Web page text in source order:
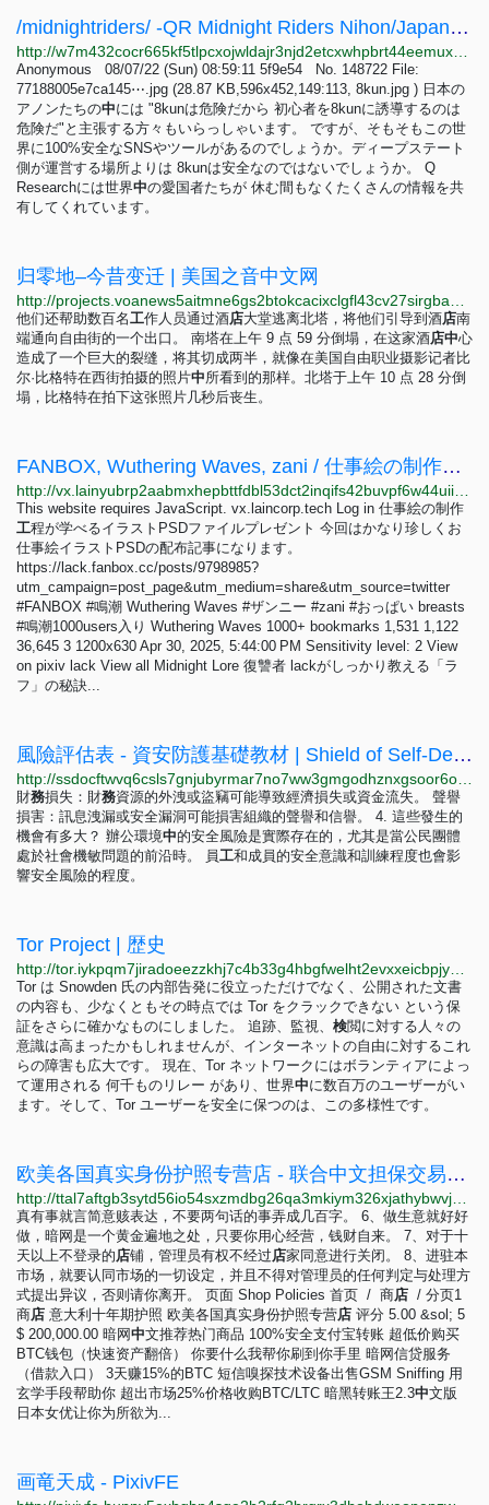
/midnightriders/ -QR Midnight Riders Nihon/Japan #2: The World Is Waking Up Edition
Anonymous 08/07/22 (Sun) 08:59:11 5f9e54 No. 148722 File:
77188005e7ca145⋯.jpg (28.87 KB,596x452,149:113, 8kun.jpg ) 日本の
アノンたちの中には "8kunは危険だから 初心者を8kunに誘導するのは
危険だ"と主張する方々もいらっしゃいます。 ですが、そもそもこの世
界に100%安全なSNSやツールがあるのでしょうか。ディープステート
側が運営する場所よりは 8kunは安全なのではないでしょうか。 Q
Researchには世界中の愛国者たちが 休む間もなくたくさんの情報を共
有してくれています。
归零地–今昔变迁 | 美国之音中文网
他们还帮助数百名工作人员通过酒店大堂逃离北塔，将他们引导到酒店南
端通向自由街的一个出口。 南塔在上午 9 点 59 分倒塌，在这家酒店中心
造成了一个巨大的裂缝，将其切成两半，就像在美国自由职业摄影记者比
尔·比格特在西街拍摄的照片中所看到的那样。北塔于上午 10 点 28 分倒
塌，比格特在拍下这张照片几秒后丧生。
FANBOX, Wuthering Waves, zani / 仕事絵の制作工程が学べるイラストPSDファイルプレゼント | vx.laincorp.tech
This website requires JavaScript. vx.laincorp.tech Log in 仕事絵の制作
工程が学べるイラストPSDファイルプレゼント 今回はかなり珍しくお
仕事絵イラストPSDの配布記事になります。
https://lack.fanbox.cc/posts/9798985?
utm_campaign=post_page&utm_medium=share&utm_source=twitter
#FANBOX #鳴潮 Wuthering Waves #ザンニー #zani #おっぱい breasts
#鳴潮1000users入り Wuthering Waves 1000+ bookmarks 1,531 1,122
36,645 3 1200x630 Apr 30, 2025, 5:44:00 PM Sensitivity level: 2 View
on pixiv lack View all Midnight Lore 復讐者 lackがしっかり教える「ラ
フ」の秘訣...
風險評估表 - 資安防護基礎教材 | Shield of Self-Defense (SSD)
財務損失：財務資源的外洩或盜竊可能導致經濟損失或資金流失。 聲譽
損害：訊息洩漏或安全漏洞可能損害組織的聲譽和信譽。 4. 這些發生的
機會有多大？ 辦公環境中的安全風險是實際存在的，尤其是當公民團體
處於社會機敏問題的前沿時。 員工和成員的安全意識和訓練程度也會影
響安全風險的程度。
Tor Project | 歴史
Tor は Snowden 氏の内部告発に役立っただけでなく、公開された文書
の内容も、少なくともその時点では Tor をクラックできない という保
証をさらに確かなものにしました。 追跡、監視、 検閲に対する人々の
意識は高まったかもしれませんが、インターネットの自由に対するこれ
らの障害も広大です。 現在、Tor ネットワークにはボランティアによっ
て運用される 何千ものリレー があり、世界中に数百万のユーザーがい
ます。そして、Tor ユーザーを安全に保つのは、この多様性です。
欧美各国真实身份护照专营店 - 联合中文担保交易集市联合中文担保交易集市
真有事就言简意赅表达，不要两句话的事弄成几百字。 6、做生意就好好
做，暗网是一个黄金遍地之处，只要你用心经营，钱财自来。 7、对于十
天以上不登录的店铺，管理员有权不经过店家同意进行关闭。 8、进驻本
市场，就要认同市场的一切设定，并且不得对管理员的任何判定与处理方
式提出异议，否则请你离开。 页面 Shop Policies 首页 / 商店 / 分页1
商店 意大利十年期护照 欧美各国真实身份护照专营店 评分 5.00 &sol; 5
$ 200,000.00 暗网中文推荐热门商品 100%安全支付宝转账 超低价购买
BTC钱包（快速资产翻倍） 你要什么我帮你刷到你手里 暗网信贷服务
（借款入口） 3天赚15%的BTC 短信嗅探技术设备出售GSM Sniffing 用
玄学手段帮助你 超出市场25%价格收购BTC/LTC 暗黑转账王2.3中文版
日本女优让你为所欲为...
画竜天成 - PixivFE